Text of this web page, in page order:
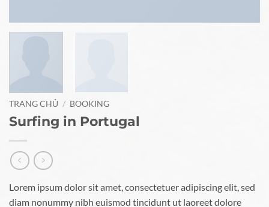
TRANG CHỦ / BOOKING
Surfing in Portugal
Lorem ipsum dolor sit amet, consectetuer adipiscing elit, sed
diam nonummy nibh euismod tincidunt ut laoreet dolore